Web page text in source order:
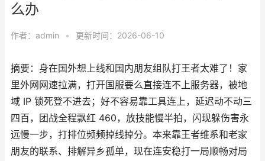
么办
作者： admin • 更新时间：2026-06-10
摘要：身在国外想上线和国内朋友组队打王者太难了！家
里外网网速拉满，打开国服要么直接连不上服务器，被地
域 IP 锁死登不进去；好不容易靠工具连上，延迟动不动三
四百，团战全程飘红 460，放技能慢半拍，闪现躲伤害永
远慢一步，打排位频频掉线掉分。本来靠王者维系和老家
朋友的联系、排解异乡孤单，现在连安稳打一局顺畅对局